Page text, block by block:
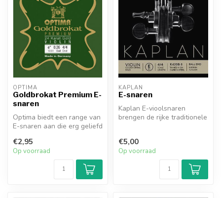
OPTIMA
Goldbrokat Premium E-
snaren
Optima biedt een range van
E-snaren aan die erg geliefd
€2,95
Op voorraad
KAPLAN
E-snaren
Kaplan E-vioolsnaren
brengen de rijke traditionele
€5,00
Op voorraad